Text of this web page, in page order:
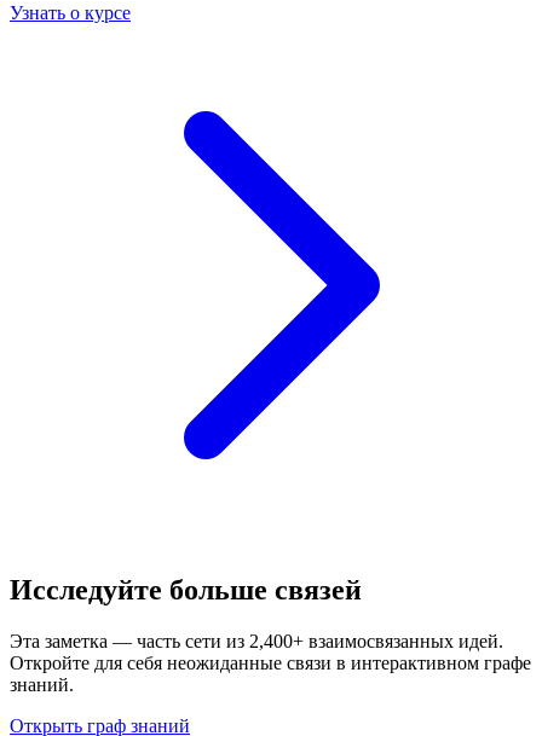
Узнать о курсе
Исследуйте больше связей
Эта заметка — часть сети из 2,400+ взаимосвязанных идей.
Откройте для себя неожиданные связи в интерактивном графе
знаний.
Открыть граф знаний